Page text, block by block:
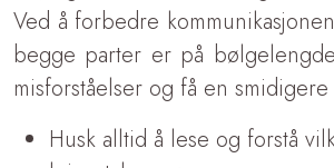
Ved å forbedre
begge parter er på
misforståelser og få en
Husk alltid å lese og forstå